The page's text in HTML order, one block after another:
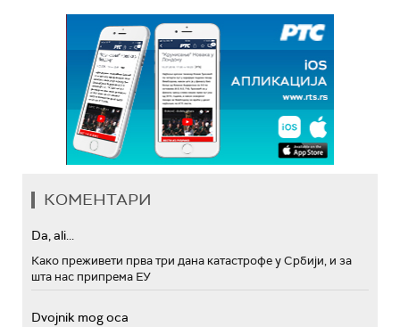
КОМЕНТАРИ
Da, ali...
Како преживети прва три дана катастрофе у Србији, и за
шта нас припрема ЕУ
Dvojnik mog oca